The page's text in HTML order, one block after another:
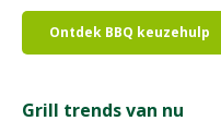
Ontdek BBQ keuzehulp
Grill trends van nu